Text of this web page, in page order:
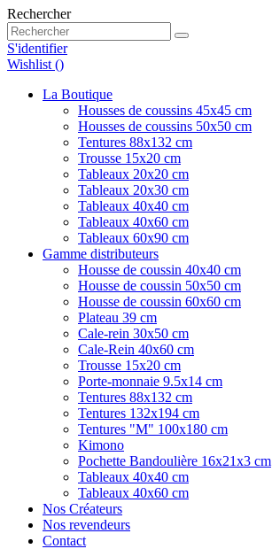
Rechercher
S'identifier
Wishlist ()
La Boutique
Housses de coussins 45x45 cm
Housses de coussins 50x50 cm
Tentures 88x132 cm
Trousse 15x20 cm
Tableaux 20x20 cm
Tableaux 20x30 cm
Tableaux 40x40 cm
Tableaux 40x60 cm
Tableaux 60x90 cm
Gamme distributeurs
Housse de coussin 40x40 cm
Housse de coussin 50x50 cm
Housse de coussin 60x60 cm
Plateau 39 cm
Cale-rein 30x50 cm
Cale-Rein 40x60 cm
Trousse 15x20 cm
Porte-monnaie 9.5x14 cm
Tentures 88x132 cm
Tentures 132x194 cm
Tentures "M" 100x180 cm
Kimono
Pochette Bandoulière 16x21x3 cm
Tableaux 40x40 cm
Tableaux 40x60 cm
Nos Créateurs
Nos revendeurs
Contact